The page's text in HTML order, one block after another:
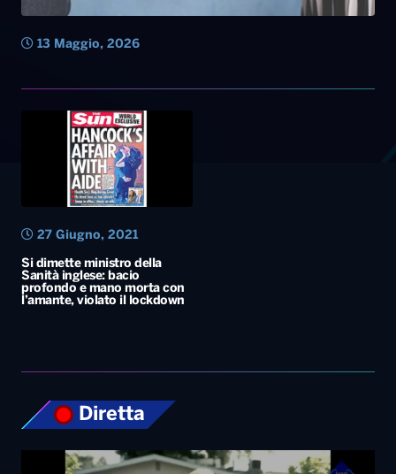
13 Maggio, 2026
Si dimette ministro della
Sanità inglese: bacio
profondo e mano morta con
l’amante, violato il lockdown
27 Giugno, 2021
Diretta